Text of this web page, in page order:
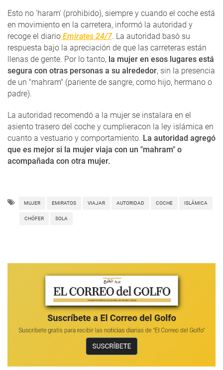
Esto no 'haram' (prohibido), siempre y cuando el coche está
en movimiento en la carretera, informó la autoridad y
recoge el diario Emirates 24/7. La autoridad basó su
respuesta bajo la apreciación de que las carreteras están
llenas de gente. Por lo tanto, la mujer en esos lugares está
segura con otras personas a su alrededor, sin la presencia
de un "mahram" (pariente de sangre, como hijo, hermano o
padre).
La autoridad recomendó a la mujer se instalara en el
asiento trasero del coche y cumplieracon la ley islámica en
cuanto a vestuario y comportamiento. La autoridad agregó
que es mejor si la mujer viaja con un "mahram" o
acompañada con otra mujer.
MUJER EMIRATOS VIAJAR AUTORIDAD COCHE ISLÁMICA
CHÓFER SOLA